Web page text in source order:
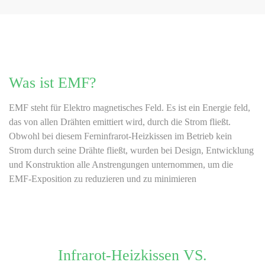
Was ist EMF?
EMF steht für Elektro magnetisches Feld. Es ist ein Energie feld,
das von allen Drähten emittiert wird, durch die Strom fließt.
Obwohl bei diesem Ferninfrarot-Heizkissen im Betrieb kein
Strom durch seine Drähte fließt, wurden bei Design, Entwicklung
und Konstruktion alle Anstrengungen unternommen, um die
EMF-Exposition zu reduzieren und zu minimieren
Infrarot-Heizkissen VS.